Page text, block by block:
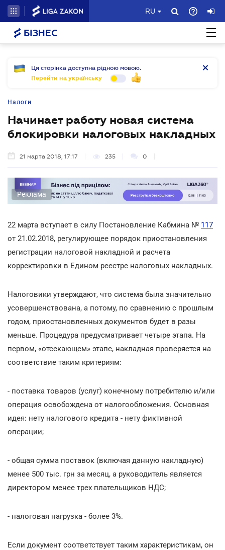
RU
БІЗНЕС
Ця сторінка доступна рідною мовою.
Перейти на українську
Налоги
Начинает работу новая система
блокировки налоговых накладных
21 марта 2018, 17:17 235 0
Реклама
22 марта вступает в силу Постановление Кабмина № 117
от 21.02.2018, регулирующее порядок приостановления
регистрации налоговой накладной и расчета
корректировки в Едином реестре налоговых накладных.
Налоговики утверждают, что система была значительно
усовершенствована, а потому, по сравнению с прошлым
годом, приостановленных документов будет в разы
меньше. Процедура предусматривает четыре этапа. На
первом, «отсекающем» этапе, накладная проверяется на
соответствие таким критериям:
- поставка товаров (услуг) конечному потребителю и/или
операция освобождена от налогообложения. Основная
идея: нету налогового кредита - нету фиктивной
операции;
- общая сумма поставок (включая данную накладную)
менее 500 тыс. грн за месяц, а руководитель является
директором менее трех плательщиков НДС;
- налоговая нагрузка - более 3%.
Если документ соответствует таким характеристикам, он